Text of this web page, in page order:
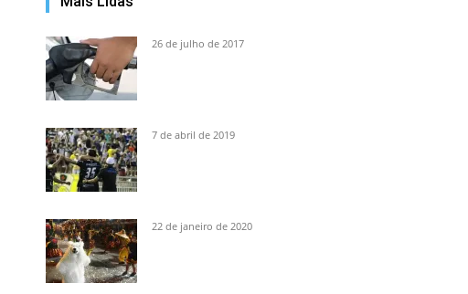
26 de julho de 2017
7 de abril de 2019
22 de janeiro de 2020